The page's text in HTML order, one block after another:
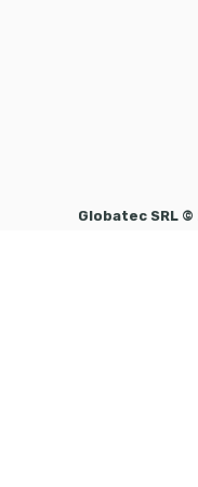
Globatec SRL ©